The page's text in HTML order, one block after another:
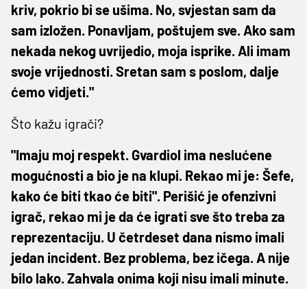
kriv, pokrio bi se ušima. No, svjestan sam da
sam izložen. Ponavljam, poštujem sve. Ako sam
nekada nekog uvrijedio, moja isprike. Ali imam
svoje vrijednosti. Sretan sam s poslom, dalje
ćemo vidjeti."
Što kažu igrači?
"Imaju moj respekt. Gvardiol ima neslućene
mogućnosti a bio je na klupi. Rekao mi je: Šefe,
kako će biti tkao će biti". Perišić je ofenzivni
igrač, rekao mi je da će igrati sve što treba za
reprezentaciju. U četrdeset dana nismo imali
jedan incident. Bez problema, bez ičega. A nije
bilo lako. Zahvala onima koji nisu imali minute.